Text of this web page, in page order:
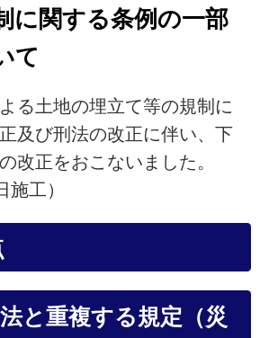
に関する条例の一部
て
る土地の埋立て等の規制に
及び刑法の改正に伴い、下
改正をおこないました。
施工）
と重複する規定（災